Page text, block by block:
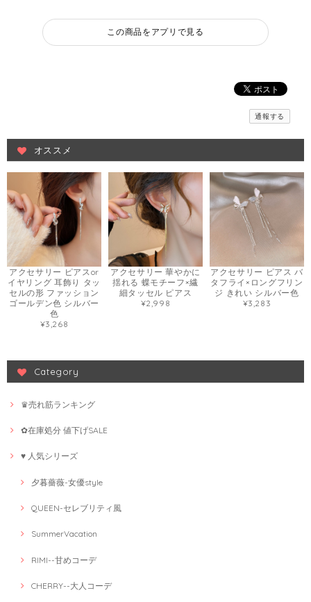
この商品をアプリで見る
通報する
オススメ
アクセサリー ピアスor
イヤリング 耳飾り タッ
セルの形 ファッション
ゴールデン色 シルバー
色
¥3,268
アクセサリー 華やかに
揺れる 蝶モチーフ×繊
細タッセル ピアス
¥2,998
アクセサリー ピアス バ
タフライ×ロングフリン
ジ きれい シルバー色
¥3,283
Category
♛売れ筋ランキング
✿在庫処分 値下げSALE
♥ 人気シリーズ
夕暮薔薇-女優style
QUEEN-セレブリティ風
SummerVacation
RIMI--甘めコーデ
CHERRY--大人コーデ